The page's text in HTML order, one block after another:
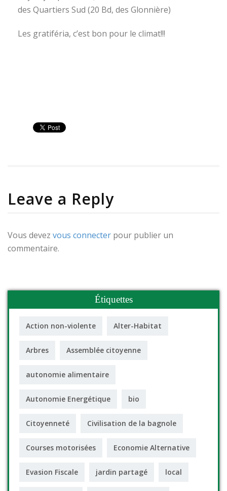
des Quartiers Sud (20 Bd, des Glonnière)
Les gratiféria, c’est bon pour le climat!!!
Leave a Reply
Vous devez vous connecter pour publier un
commentaire.
Étiquettes
Action non-violente Alter-Habitat
Arbres Assemblée citoyenne
autonomie alimentaire
Autonomie Energétique bio
Citoyenneté Civilisation de la bagnole
Courses motorisées Economie Alternative
Evasion Fiscale jardin partagé local